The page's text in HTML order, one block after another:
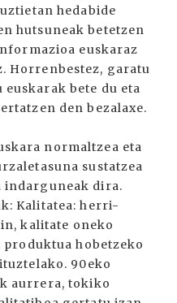
hedabide
hutsuneak betetzen
euskaraz
Horrenbestez, garatu
euskarak bete du eta
den bezalaxe.
normaltzea eta
sustatzea
dira.
Kalitatea: herri-
kalitate oneko
hobetzeko
90eko
aurrera, tokiko